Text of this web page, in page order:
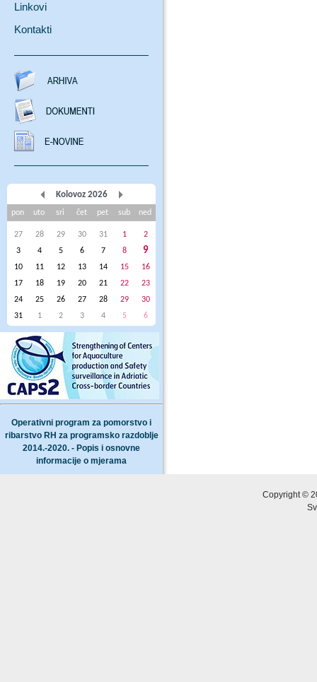
Linkovi
Kontakti
Kolovoz 2026
pon uto sri čet pet sub ned
27 28 29 30 31 1
2
3
4 5 6 7 8 9
10 11 12 13 14 15
16
17
18 19 20 21 22
23
24
25 26 27 28 29
30
31
1 2 3 4 5 6
Operativni program za pomorstvo i
ribarstvo RH za programsko razdoblje
2014.-2020. - Popis i osnovne
informacije o mjerama
Copyright ©